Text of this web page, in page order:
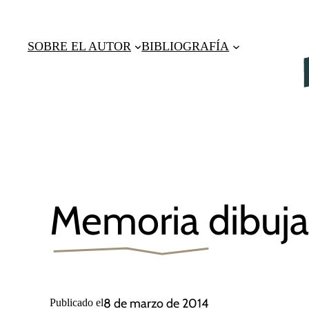
contenido
SOBRE EL AUTOR BIBLIOGRAFÍA
Memoria
Publicado el8 de marzo de 2014